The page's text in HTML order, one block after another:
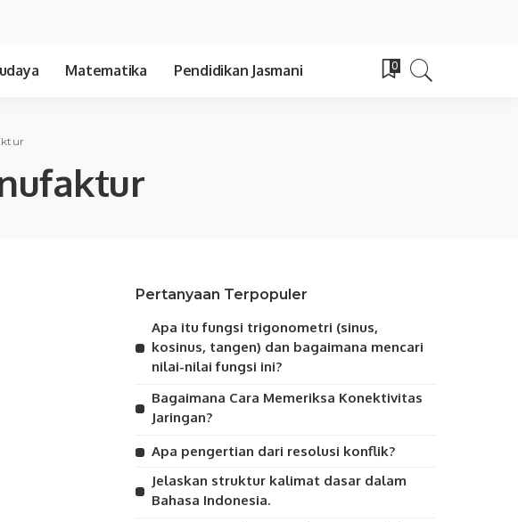
Matematika Pendidikan Jasmani 0
Pertanyaan Terpopuler
Apa itu fungsi trigonometri (sinus,
kosinus, tangen) dan bagaimana mencari
nilai-nilai fungsi ini?
Bagaimana Cara Memeriksa Konektivitas
Jaringan?
Apa pengertian dari resolusi konflik?
Jelaskan struktur kalimat dasar dalam
Bahasa Indonesia.